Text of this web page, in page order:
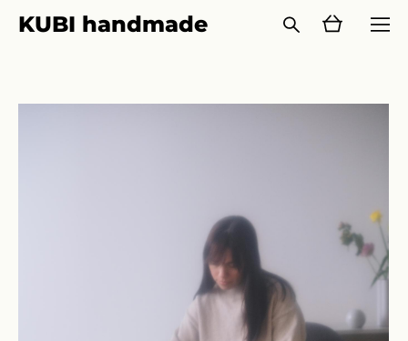
KUBI handmade